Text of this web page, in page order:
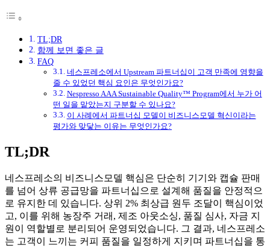
TL;DR
함께 보면 좋은 글
FAQ
네스프레소에서 Upstream 파트너십이 고객 만족에 영향을
줄 수 있었던 핵심 요인은 무엇인가요?
Nespresso AAA Sustainable Quality™ Program에서 누가 어
떤 일을 맡았는지 구분할 수 있나요?
이 사례에서 파트너십 모델이 비즈니스모델 혁신이라는
평가와 맞닿는 이유는 무엇인가요?
TL;DR
네스프레소의 비즈니스모델 핵심은 단순히 기기와 캡슐 판매
를 넘어 상류 공급망을 파트너십으로 설계해 품질을 안정적으
로 유지한 데 있습니다. 상위 2% 최상급 원두 조달이 핵심이었
고, 이를 위해 농장주 거래, 제조 아웃소싱, 품질 심사, 자금 지
원이 역할별로 분리되어 운영되었습니다. 그 결과, 네스프레소
는 고객이 느끼는 커피 품질을 일정하게 지키며 파트너십을 통